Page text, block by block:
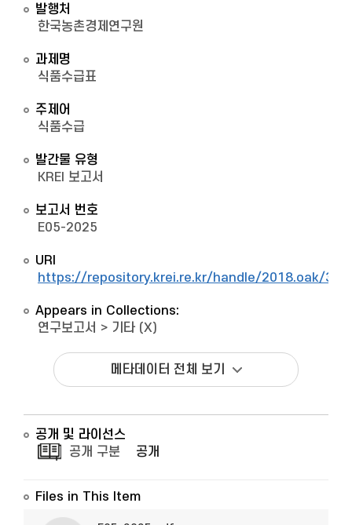
발행처
한국농촌경제연구원
과제명
식품수급표
주제어
식품수급
발간물 유형
KREI 보고서
보고서 번호
E05-2025
URI
https://repository.krei.re.kr/handle/2018.oak/
Appears in Collections:
연구보고서 > 기타 (X)
메타데이터 전체 보기
공개 및 라이선스
공개 구분
공개
Files in This Item